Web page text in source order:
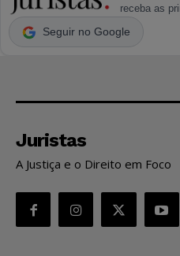
receba as
Seguir no Google
Juristas
A Justiça e o Direito em Foco